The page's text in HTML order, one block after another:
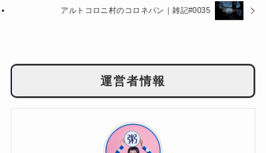
アルトコロニ村のコロネパン｜雑記#0035
運営者情報